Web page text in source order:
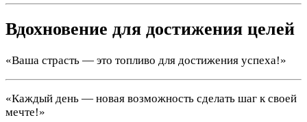
Вдохновение для достижения целей
«Ваша страсть — это топливо для достижения успеха!»
«Каждый день — новая возможность сделать шаг к своей
мечте!»